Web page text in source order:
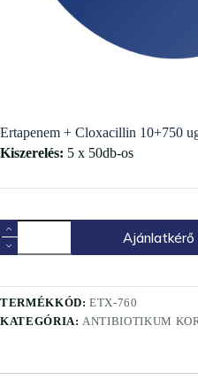
Ertapenem + Cloxacillin 10+750
Kiszerelés: 5 x 50db-os
Ajánlatkérő
TERMÉKKÓD:ETX-760
KATEGÓRIA:ANTIBIOTIKUM